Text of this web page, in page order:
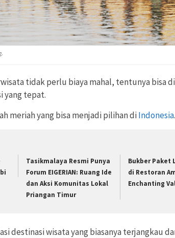
tidak perlu biaya mahal, tentunya bisa
yang tepat.
meriah yang bisa menjadi pilihan diIndonesia.
Tasikmalaya Resmi Punya
Forum EIGERIAN: Ruang Ide
dan Aksi Komunitas Lokal
Priangan Timur
Bukber Paket
di Restoran
Enchanting
destinasi wisata yang biasanya terjangkau